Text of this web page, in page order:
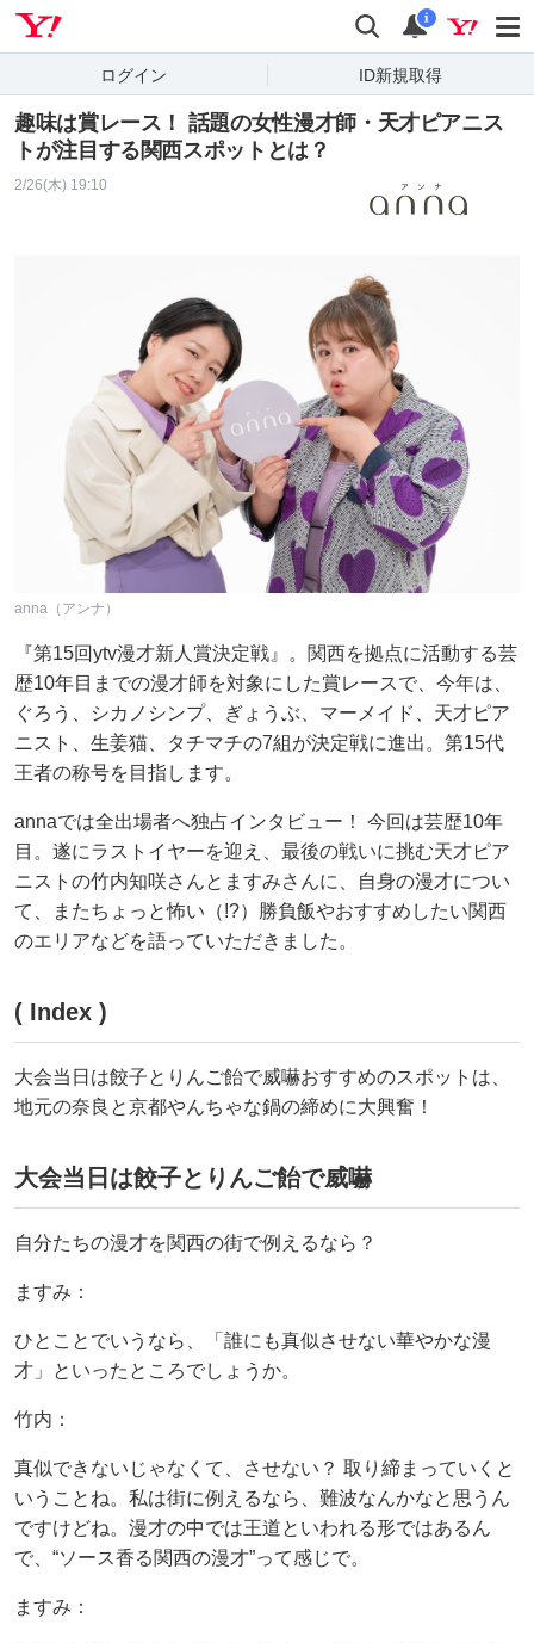
検索 通知
i
ログイン ID新規取得
趣味は賞レース！ 話題の女性漫才師・天才ピアニス
トが注目する関西スポットとは？
2/26(木) 19:10
anna（アンナ）
『第15回ytv漫才新人賞決定戦』。関西を拠点に活動する芸
歴10年目までの漫才師を対象にした賞レースで、今年は、
ぐろう、シカノシンプ、ぎょうぶ、マーメイド、天才ピア
ニスト、生姜猫、タチマチの7組が決定戦に進出。第15代
王者の称号を目指します。
annaでは全出場者へ独占インタビュー！ 今回は芸歴10年
目。遂にラストイヤーを迎え、最後の戦いに挑む天才ピア
ニストの竹内知咲さんとますみさんに、自身の漫才につい
て、またちょっと怖い（!?）勝負飯やおすすめしたい関西
のエリアなどを語っていただきました。
( Index )
大会当日は餃子とりんご飴で威嚇おすすめのスポットは、
地元の奈良と京都やんちゃな鍋の締めに大興奮！
大会当日は餃子とりんご飴で威嚇
自分たちの漫才を関西の街で例えるなら？
ますみ：
ひとことでいうなら、「誰にも真似させない華やかな漫
才」といったところでしょうか。
竹内：
真似できないじゃなくて、させない？ 取り締まっていくと
いうことね。私は街に例えるなら、難波なんかなと思うん
ですけどね。漫才の中では王道といわれる形ではあるん
で、“ソース香る関西の漫才”って感じで。
ますみ：